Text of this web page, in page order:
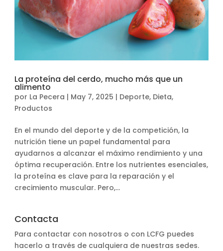
La proteína del cerdo, mucho más que un
alimento
por La Pecera | May 7, 2025 | Deporte, Dieta,
Productos
En el mundo del deporte y de la competición, la
nutrición tiene un papel fundamental para
ayudarnos a alcanzar el máximo rendimiento y una
óptima recuperación. Entre los nutrientes esenciales,
la proteína es clave para la reparación y el
crecimiento muscular. Pero,...
Contacta
Para contactar con nosotros o con LCFG puedes
hacerlo a través de cualquiera de nuestras sedes.